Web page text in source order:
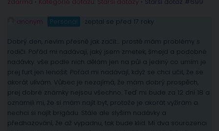
anonym Personál zeptal se před 17 roky
Dobrý den, nevím přesně jak začít… prostě mám problémy s
rodiči. Pořád mi nadávají, jaký jsem zmetek, šmejd a podobné
nadávky. vše podle nich dělám jen na půl a jediný co umím je
prej furt jen lenošit. Pořád mi nadávají, když se chci učit, že se
akorát ulívám. Vůbec je nezajímá, že mám dobrý prospěch,
prej dobré známky nejsou všechno. Teď mi bude za 12 dní 18 a
oznámili mi, že si mám najít byt, protože je akorát vyžírám a
nechci si najít brigádu. Stále ale slyším nadávky a
předhazování, že až vypadnu, tak bude klid. Mí dva sourozenci